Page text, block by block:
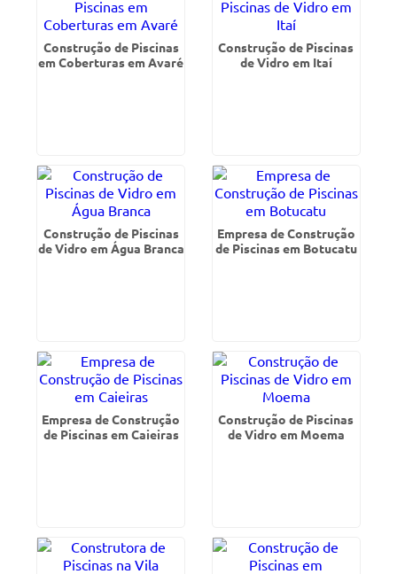
Construção de Piscinas
em Coberturas em Avaré
Construção de Piscinas
de Vidro em Itaí
Construção de Piscinas
de Vidro em Água Branca
Empresa de Construção
de Piscinas em Botucatu
Empresa de Construção
de Piscinas em Caieiras
Construção de Piscinas
de Vidro em Moema